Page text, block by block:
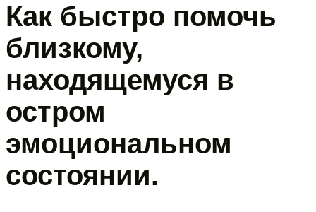
Как быстро помочь
близкому,
находящемуся в
остром
эмоциональном
состоянии.